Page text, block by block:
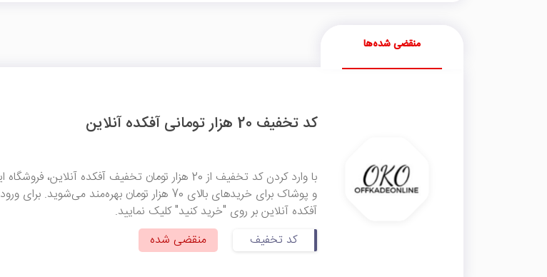
منقضی شده‌ها
کد تخفیف 20 هزار تومانی آفکده آنلاین
با وارد کردن کد تخفیف از 20 هزار تومان تخفیف آفکده آنلاین،
و پوشاک برای خریدهای بالای 70 هزار تومان بهره‌مند می‌شوید.
آفکده آنلاین بر روی "خرید کنید" کلیک نمایید.
کد تخفیف
منقضی شده